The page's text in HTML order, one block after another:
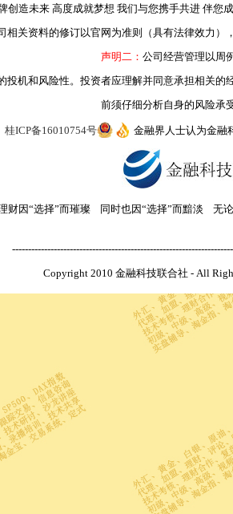
创造未来 高度成就梦想 我们与您携手共进 伴您
相关资料的修订以官网为准则（具有法律效力
声明二： 公司经营管理以周
投机和风险性。投资者应理解并同意承担相关
前须仔细分析自身的风险承
桂ICP备16010754号 金融界人士认为金
财因“选择”而璀璨 同时也因“选择”而黯淡 无
Copyright 2010 金融科技联合社 - All